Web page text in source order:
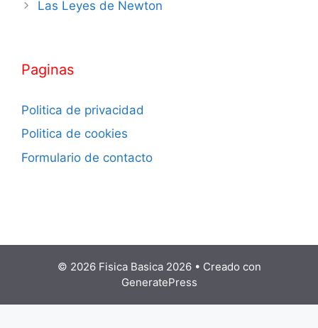
Las Leyes de Newton
Paginas
Politica de privacidad
Politica de cookies
Formulario de contacto
© 2026 Fisica Basica 2026• Creado con
GeneratePress